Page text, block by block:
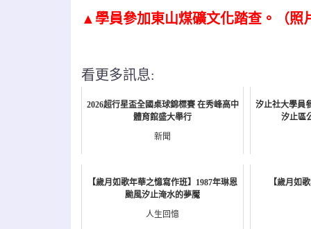
▲ 學員參加東山煤礦文化踏查。（照
看更多訊息:
2026超行星盃全國桌球錦標賽 在秀峰高中
體育館盛大舉行
新聞
汐止社大學員
汐止區
【歲月如歌年華之憶寫作班】1987年琳恩
颱風汐止淹水的夢魘
人生回憶
【歲月如